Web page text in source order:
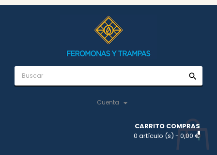
search
Cuenta 
CARRITO COMPRAS
0 artículo (s) - 0,00 €